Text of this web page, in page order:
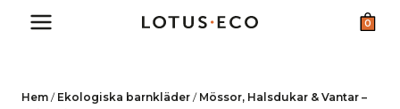
0
Hem / Ekologiska barnkläder / Mössor, Halsdukar & Vantar –